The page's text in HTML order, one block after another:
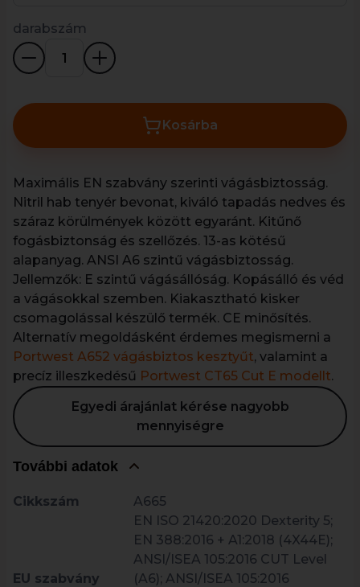
darabszám
Kosárba
Maximális EN szabvány szerinti vágásbiztosság.
Nitril hab tenyér bevonat, kiváló tapadás nedves és
száraz körülmények között egyaránt. Kitűnő
fogásbiztonság és szellőzés. 13-as kötésű
alapanyag. ANSI A6 szintű vágásbiztosság.
Jellemzők: E szintű vágásállóság. Kopásálló és véd
a vágásokkal szemben. Kiakasztható kisker
csomagolással készülő termék. CE minősítés.
Alternatív megoldásként érdemes megismerni a
Portwest A652 vágásbiztos kesztyűt, valamint a
precíz illeszkedésű Portwest CT65 Cut E modellt.
Egyedi árajánlat kérése nagyobb
mennyiségre
További adatok
Cikkszám A665
EU szabvány
EN ISO 21420:2020 Dexterity 5;
EN 388:2016 + A1:2018 (4X44E);
ANSI/ISEA 105:2016 CUT Level
(A6); ANSI/ISEA 105:2016